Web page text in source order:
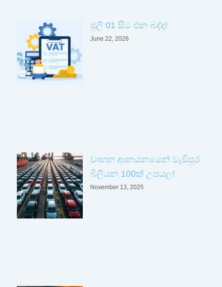
ජුලි 01 සිට එන බද්ද!
June 22, 2026
වාහන ආනයනයෙන් වැඩිපුර
බිලියන 100ක් උපයල!
November 13, 2025